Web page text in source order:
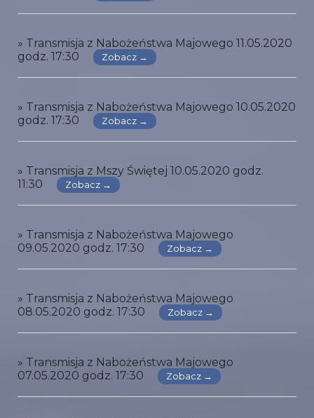
» Transmisja z Nabożeństwa Majowego 11.05.2020
godz. 17:30
Zobacz →
» Transmisja z Nabożeństwa Majowego 10.05.2020
godz. 17:30
Zobacz →
» Transmisja z Mszy Świętej 10.05.2020 godz.
11:30
Zobacz →
» Transmisja z Nabożeństwa Majowego
09.05.2020 godz. 17:30
Zobacz →
» Transmisja z Nabożeństwa Majowego
08.05.2020 godz. 17:30
Zobacz →
» Transmisja z Nabożeństwa Majowego
07.05.2020 godz. 17:30
Zobacz →